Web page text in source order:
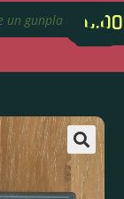
0.00